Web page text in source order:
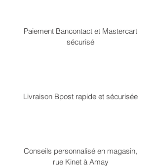
Paiement Bancontact et Mastercart
sécurisé
Livraison Bpost rapide et sécurisée
Conseils personnalisé en magasin,
rue Kinet à Amay